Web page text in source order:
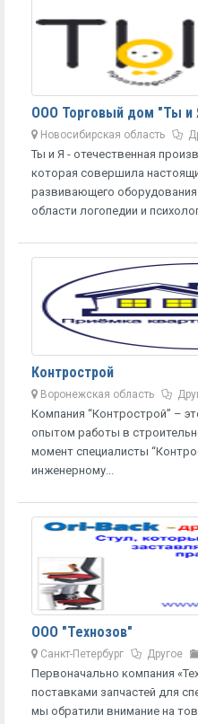
ООО Торговый дом "Ты и
Новосибирская область
Ты и Я - отечественная
которая совершила
развивающего оборудования
области логопедии и
Контрострой
Воронежская область
Компания “Контрострой” –
опытом работы в
момент специалисты
инженерному...
ООО "Технозов"
Санкт-Петербург Другое
Первоначально компания
поставками запчастей для
мы обратили внимание на